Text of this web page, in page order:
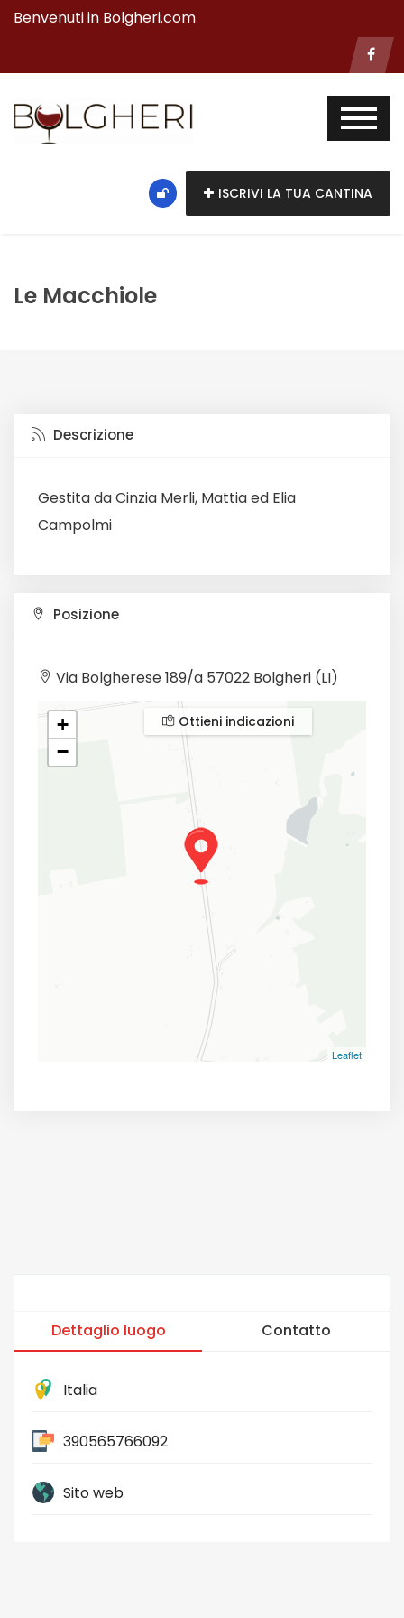
Benvenuti in Bolgheri.com
ISCRIVI LA TUA CANTINA
Le Macchiole
Descrizione
Gestita da Cinzia Merli, Mattia ed Elia
Campolmi
Posizione
Via Bolgherese 189/a 57022 Bolgheri (LI)
+
−
Leaflet
Ottieni indicazioni
Dettaglio luogo Contatto
Italia
390565766092
Sito web